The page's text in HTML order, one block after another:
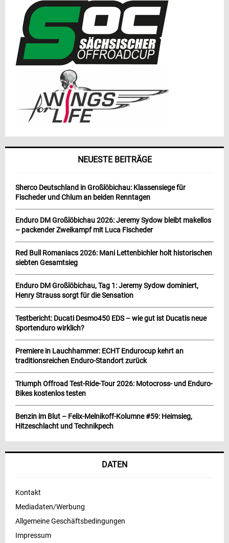
NEUESTE BEITRÄGE
Sherco Deutschland in Großlöbichau: Klassensiege für
Fischeder und Chlum an beiden Renntagen
Enduro DM Großlöbichau 2026: Jeremy Sydow bleibt makellos
– packender Zweikampf mit Luca Fischeder
Red Bull Romaniacs 2026: Mani Lettenbichler holt historischen
siebten Gesamtsieg
Enduro DM Großlöbichau, Tag 1: Jeremy Sydow dominiert,
Henry Strauss sorgt für die Sensation
Testbericht: Ducati Desmo450 EDS – wie gut ist Ducatis neue
Sportenduro wirklich?
Premiere in Lauchhammer: ECHT Endurocup kehrt an
traditionsreichen Enduro-Standort zurück
Triumph Offroad Test-Ride-Tour 2026: Motocross- und Enduro-
Bikes kostenlos testen
Benzin im Blut – Felix-Melnikoff-Kolumne #59: Heimsieg,
Hitzeschlacht und Technikpech
DATEN
Kontakt
Mediadaten/Werbung
Allgemeine Geschäftsbedingungen
Impressum